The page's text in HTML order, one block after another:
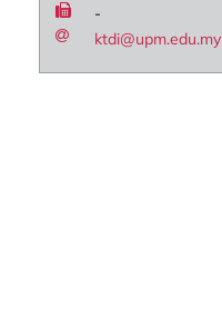
-
ktdi@upm.edu.my